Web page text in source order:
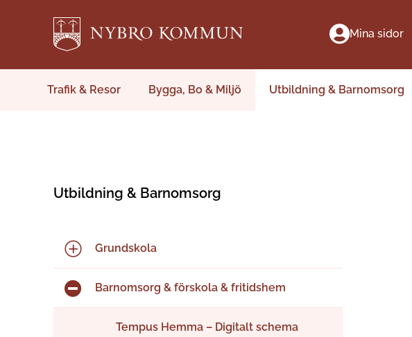
Mina sidor
Trafik & Resor Bygga, Bo & Miljö Utbildning & Barnomsorg
Utbildning & Barnomsorg
Grundskola
Barnomsorg & förskola & fritidshem
Tempus Hemma – Digitalt schema